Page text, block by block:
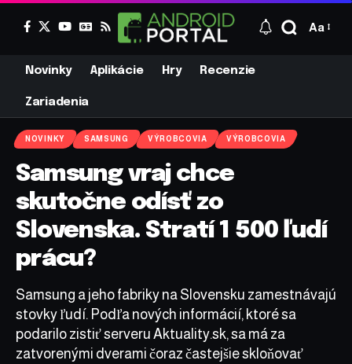
Aa
Novinky Aplikácie Hry Recenzie
Zariadenia
NOVINKY SAMSUNG VÝROBCOVIA VÝROBCOVIA
Samsung vraj chce
skutočne odísť zo
Slovenska. Stratí 1 500 ľudí
prácu?
Samsung a jeho fabriky na Slovensku zamestnávajú
stovky ľudí. Podľa nových informácií, ktoré sa
podarilo zistiť serveru Aktuality.sk, sa má za
zatvorenými dverami čoraz častejšie skloňovať